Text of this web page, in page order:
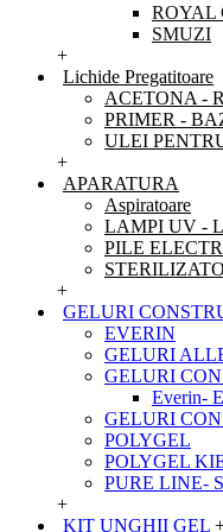
ROYAL
SMUZI
+
Lichide Pregatitoare
ACETONA -
PRIMER -
ULEI
+
APARATURA
Aspiratoare
LAMPI UV -
PILE
+
GELURI
EVERIN
GELURI
GELURI
Everin-
GELURI
POLYGEL
POLYGEL
PURE LINE-
+
KIT UNGHII GEL